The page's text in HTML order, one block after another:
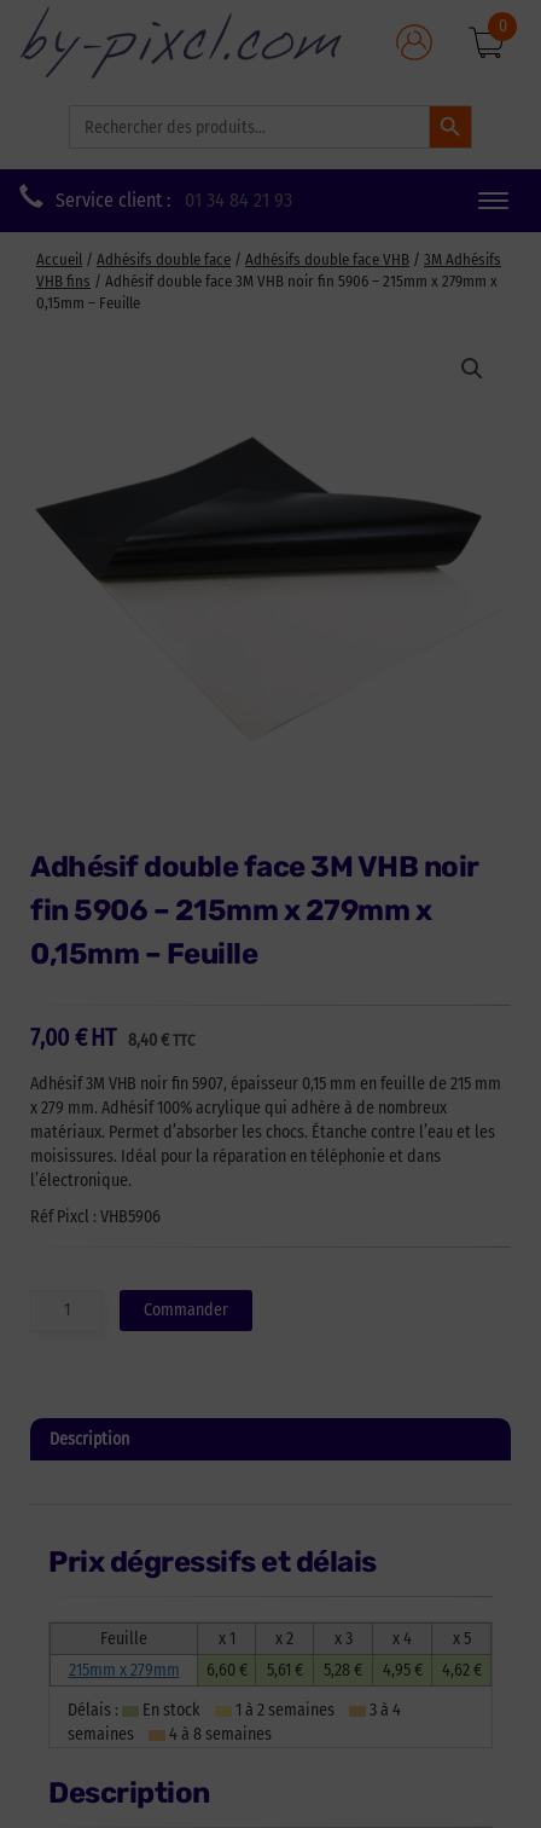
for:
Search Button
0
Service client : 01 34 84 21 93
Toggle
Accueil / Adhésifs double face / Adhésifs double face VHB / 3M Adhésifs
VHB fins / Adhésif double face 3M VHB noir fin 5906 – 215mm x 279mm x
0,15mm – Feuille
Adhésif double face 3M VHB noir
fin 5906 – 215mm x 279mm x
0,15mm – Feuille
7,00 € 8,40€ TTC
HT
Adhésif 3M VHB noir fin 5907, épaisseur 0,15 mm en feuille de 215 mm
x 279 mm. Adhésif 100% acrylique qui adhère à de nombreux
matériaux. Permet d’absorber les chocs. Étanche contre l’eau et les
moisissures. Idéal pour la réparation en téléphonie et dans
l’électronique.
Réf Pixcl : VHB5906
quantité
3M
VHB
215mm
0,15mm
Feuille
Commander
Description
Prix dégressifs et délais
Feuille x 1 x 2 x 3 x 4
x 5
215mm x 279mm
6,60 € 5,61 € 5,28 € 4,95 €
4,62 €
Délais :
En stock 1 à 2 semaines
3 à 4
semaines
4 à 8 semaines
Description